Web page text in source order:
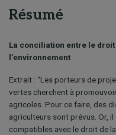
Résumé
La conciliation entre le droit
l’environnement
Extrait : “Les porteurs de
vertes cherchent à
agricoles. Pour ce faire, des
agriculteurs sont prévus. Or,
compatibles avec le droit de